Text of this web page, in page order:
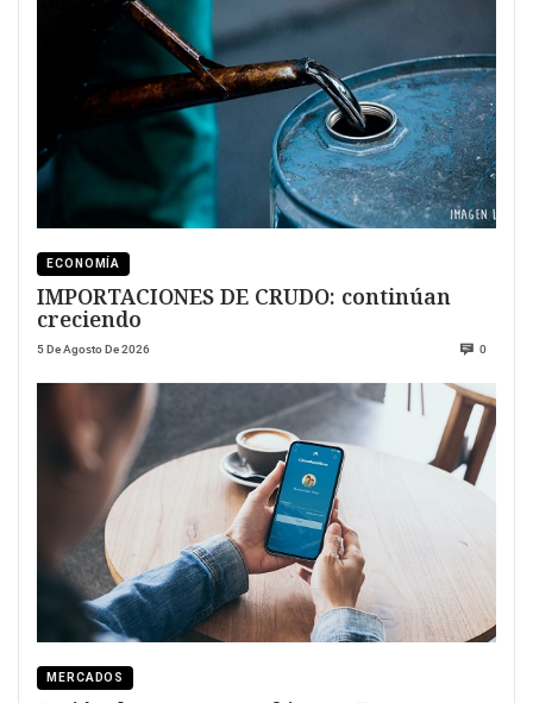
ECONOMÍA
IMPORTACIONES DE CRUDO: continúan
creciendo
5 De Agosto De 2026 0
MERCADOS